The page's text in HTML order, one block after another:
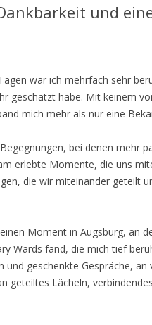
und
war ich mehrfach sehr
geschätzt habe. Mit keinem
mich mehr als nur eine
bei denen mehr
erlebte Momente, die uns
die wir miteinander geteilt
Moment in Augsburg, an
Wards fand, die mich tief
und geschenkte Gespräche,
geteiltes Lächeln,